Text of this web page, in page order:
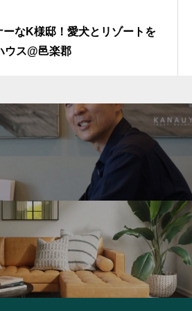
ーなK様邸！愛犬とリゾートを
ウス@邑楽郡